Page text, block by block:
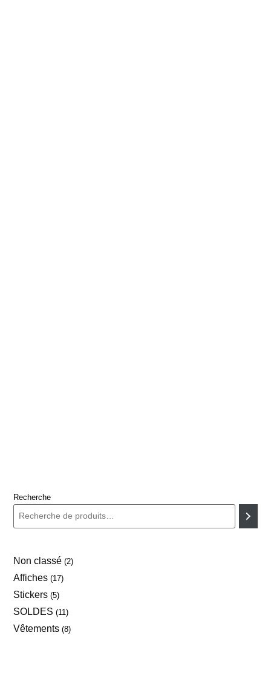
Recherche
Non classé 2
Affiches 17
Stickers 5
SOLDES 11
Vêtements 8